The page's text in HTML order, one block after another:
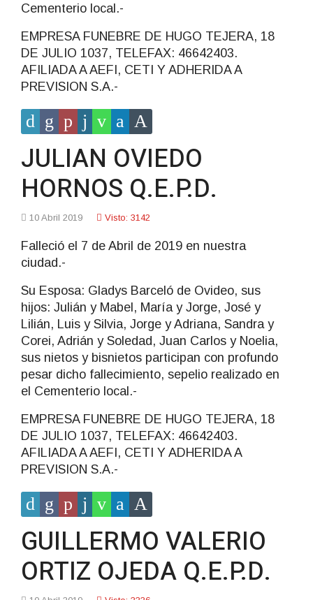
Cementerio local.-
EMPRESA FUNEBRE DE HUGO TEJERA, 18
DE JULIO 1037, TELEFAX: 46642403.
AFILIADA A AEFI, CETI Y ADHERIDA A
PREVISION S.A.-
JULIAN OVIEDO
HORNOS Q.E.P.D.
10 Abril 2019 Visto: 3142
Falleció el 7 de Abril de 2019 en nuestra
ciudad.-
Su Esposa: Gladys Barceló de Ovideo, sus
hijos: Julián y Mabel, María y Jorge, José y
Lilián, Luis y Silvia, Jorge y Adriana, Sandra y
Corei, Adrián y Soledad, Juan Carlos y Noelia,
sus nietos y bisnietos participan con profundo
pesar dicho fallecimiento, sepelio realizado en
el Cementerio local.-
EMPRESA FUNEBRE DE HUGO TEJERA, 18
DE JULIO 1037, TELEFAX: 46642403.
AFILIADA A AEFI, CETI Y ADHERIDA A
PREVISION S.A.-
GUILLERMO VALERIO
ORTIZ OJEDA Q.E.P.D.